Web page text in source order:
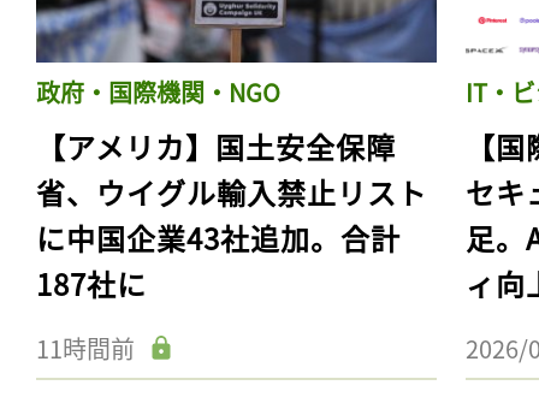
政府・国際機関・NGO
【アメリカ】国土安全保障
省、ウイグル輸入禁止リスト
に中国企業43社追加。合計
187社に
11時間前
IT・
【
セキ
足。
ィ向
2026/